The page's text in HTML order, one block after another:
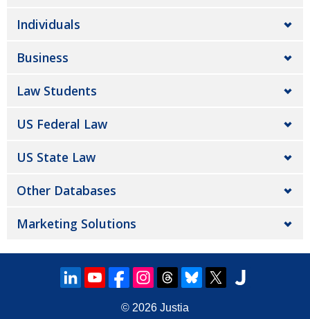
Individuals
Business
Law Students
US Federal Law
US State Law
Other Databases
Marketing Solutions
© 2026 Justia